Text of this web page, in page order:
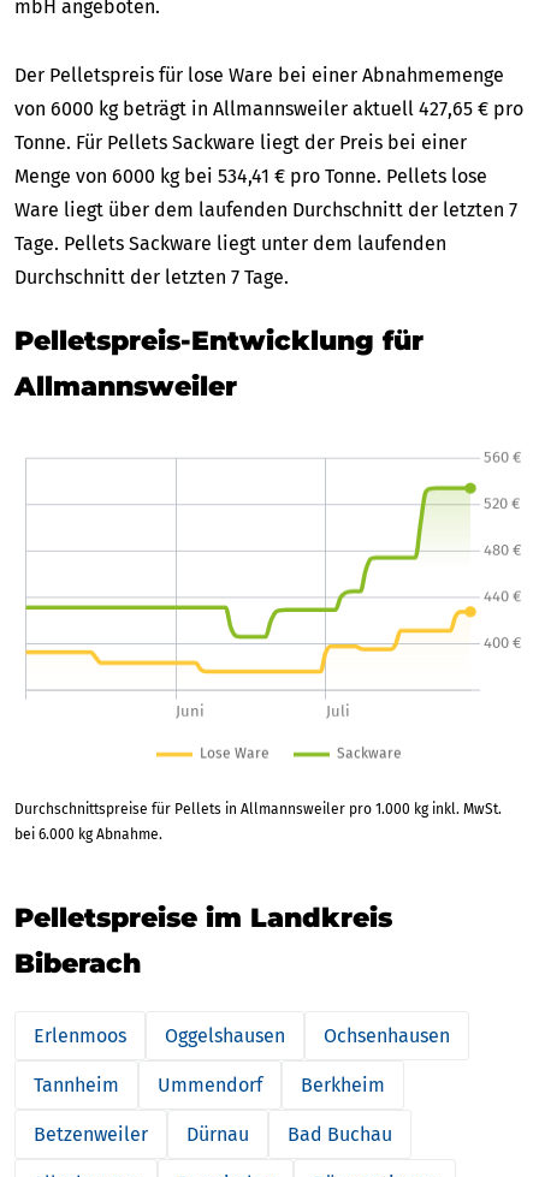
mbH angeboten.
Der Pelletspreis für lose Ware bei einer Abnahmemenge
von 6000 kg beträgt in Allmannsweiler aktuell 427,65 € pro
Tonne. Für Pellets Sackware liegt der Preis bei einer
Menge von 6000 kg bei 534,41 € pro Tonne. Pellets lose
Ware liegt über dem laufenden Durchschnitt der letzten 7
Tage. Pellets Sackware liegt unter dem laufenden
Durchschnitt der letzten 7 Tage.
Pelletspreis-Entwicklung für
Allmannsweiler
Durchschnittspreise für Pellets in Allmannsweiler pro 1.000 kg inkl. MwSt.
bei 6.000 kg Abnahme.
Pelletspreise im Landkreis
Biberach
Erlenmoos Oggelshausen Ochsenhausen
Tannheim Ummendorf Berkheim
Betzenweiler Dürnau Bad Buchau